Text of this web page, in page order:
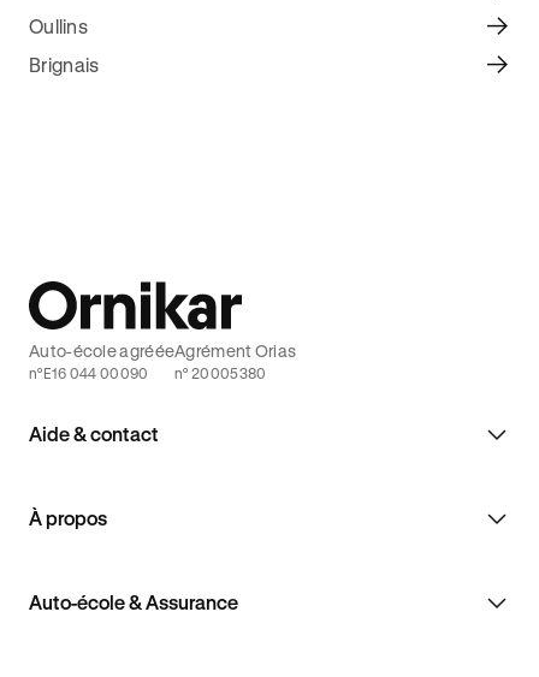
Oullins
Brignais
Aide & contact
À propos
Auto-école & Assurance
Auto-école agréée
n°E16 044 00090
Agrément Orias
n° 20005380